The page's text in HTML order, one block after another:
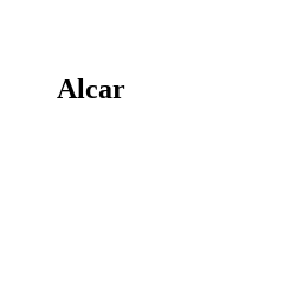
Alcar